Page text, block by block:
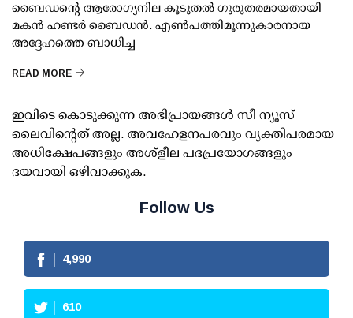
ബൈഡന്റെ ആരോഗ്യനില കൂടുതല്‍ ഗുരുതരമായതായി
മകന്‍ ഹണ്ടര്‍ ബൈഡന്‍. എണ്‍പത്തിമൂന്നുകാരനായ
അദ്ദേഹത്തെ ബാധിച്ച
READ MORE
ഇവിടെ കൊടുക്കുന്ന അഭിപ്രായങ്ങള്‍ സീ ന്യൂസ്
ലൈവിന്റെത് അല്ല. അവഹേളനപരവും വ്യക്തിപരമായ
അധിക്ഷേപങ്ങളും അശ്‌ളീല പദപ്രയോഗങ്ങളും
ദയവായി ഒഴിവാക്കുക.
Follow Us
4,990
610